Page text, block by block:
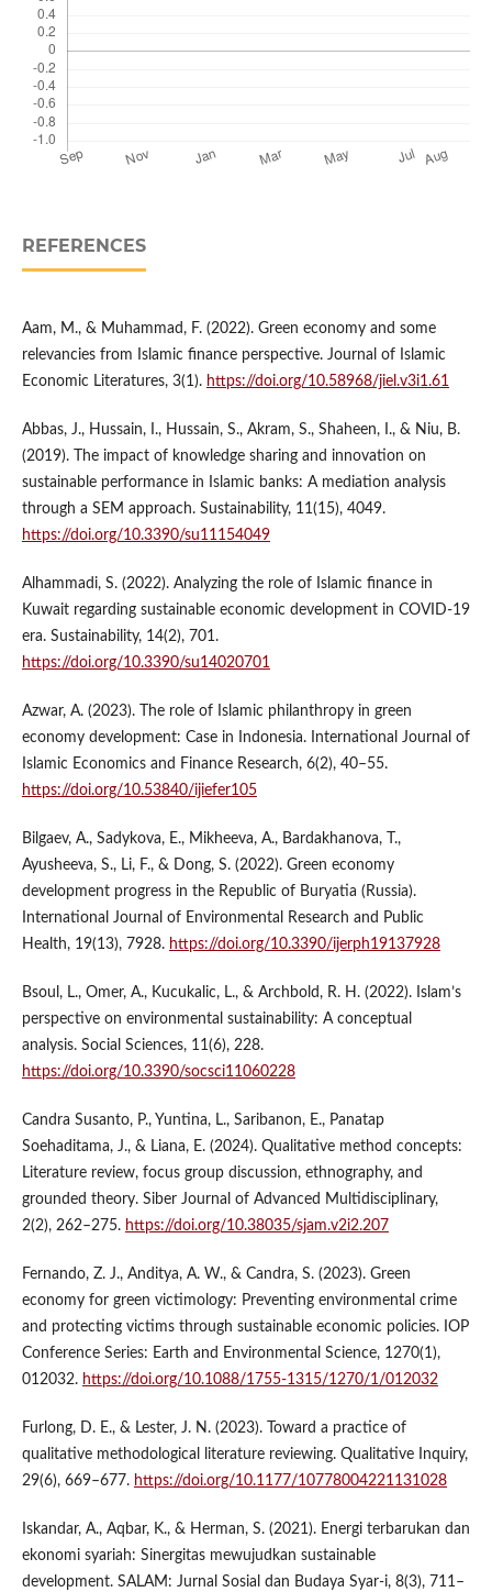
REFERENCES
Aam, M., & Muhammad, F. (2022). Green economy and some
relevancies from Islamic finance perspective. Journal of Islamic
Economic Literatures, 3(1). https://doi.org/10.58968/jiel.v3i1.61
Abbas, J., Hussain, I., Hussain, S., Akram, S., Shaheen, I., & Niu, B.
(2019). The impact of knowledge sharing and innovation on
sustainable performance in Islamic banks: A mediation analysis
through a SEM approach. Sustainability, 11(15), 4049.
https://doi.org/10.3390/su11154049
Alhammadi, S. (2022). Analyzing the role of Islamic finance in
Kuwait regarding sustainable economic development in COVID-19
era. Sustainability, 14(2), 701.
https://doi.org/10.3390/su14020701
Azwar, A. (2023). The role of Islamic philanthropy in green
economy development: Case in Indonesia. International Journal of
Islamic Economics and Finance Research, 6(2), 40–55.
https://doi.org/10.53840/ijiefer105
Bilgaev, A., Sadykova, E., Mikheeva, A., Bardakhanova, T.,
Ayusheeva, S., Li, F., & Dong, S. (2022). Green economy
development progress in the Republic of Buryatia (Russia).
International Journal of Environmental Research and Public
Health, 19(13), 7928. https://doi.org/10.3390/ijerph19137928
Bsoul, L., Omer, A., Kucukalic, L., & Archbold, R. H. (2022). Islam’s
perspective on environmental sustainability: A conceptual
analysis. Social Sciences, 11(6), 228.
https://doi.org/10.3390/socsci11060228
Candra Susanto, P., Yuntina, L., Saribanon, E., Panatap
Soehaditama, J., & Liana, E. (2024). Qualitative method concepts:
Literature review, focus group discussion, ethnography, and
grounded theory. Siber Journal of Advanced Multidisciplinary,
2(2), 262–275. https://doi.org/10.38035/sjam.v2i2.207
Fernando, Z. J., Anditya, A. W., & Candra, S. (2023). Green
economy for green victimology: Preventing environmental crime
and protecting victims through sustainable economic policies. IOP
Conference Series: Earth and Environmental Science, 1270(1),
012032. https://doi.org/10.1088/1755-1315/1270/1/012032
Furlong, D. E., & Lester, J. N. (2023). Toward a practice of
qualitative methodological literature reviewing. Qualitative Inquiry,
29(6), 669–677. https://doi.org/10.1177/10778004221131028
Iskandar, A., Aqbar, K., & Herman, S. (2021). Energi terbarukan dan
ekonomi syariah: Sinergitas mewujudkan sustainable
development. SALAM: Jurnal Sosial dan Budaya Syar-i, 8(3), 711–